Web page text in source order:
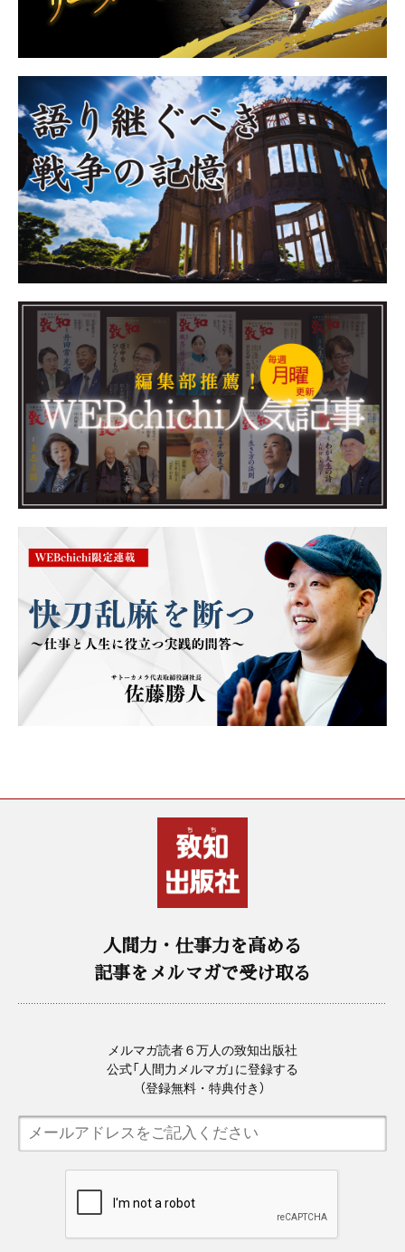
人間力・仕事力を高める
記事をメルマガで受け取る
メルマガ読者６万人の致知出版社
公式「人間力メルマガ」に登録する
（登録無料・特典付き）